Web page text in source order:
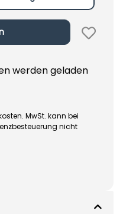
werden geladen
MwSt. kann bei
nicht